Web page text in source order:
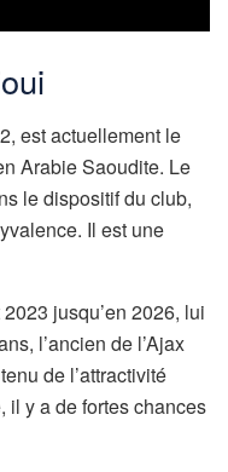
est actuellement le
Arabie Saoudite. Le
le dispositif du club,
Il est une
jusqu’en 2026, lui
l’ancien de l’Ajax
de l’attractivité
il y a de fortes chances